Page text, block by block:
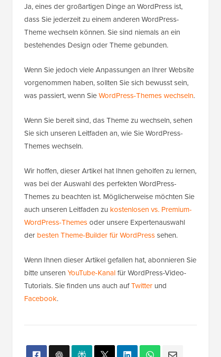
Ja, eines der großartigen Dinge an WordPress ist,
dass Sie jederzeit zu einem anderen WordPress-
Theme wechseln können. Sie sind niemals an ein
bestehendes Design oder Theme gebunden.
Wenn Sie jedoch viele Anpassungen an Ihrer Website
vorgenommen haben, sollten Sie sich bewusst sein,
was passiert, wenn SieWordPress-Themes wechseln.
Wenn Sie bereit sind, das Theme zu wechseln, sehen
Sie sich unseren Leitfaden an, wie Sie WordPress-
Themes wechseln.
Wir hoffen, dieser Artikel hat Ihnen geholfen zu lernen,
was bei der Auswahl des perfekten WordPress-
Themes zu beachten ist. Möglicherweise möchten Sie
auch unseren Leitfaden zu kostenlosen vs. Premium-
WordPress-Themesoder unsere Expertenauswahl
der besten Theme-Builder für WordPresssehen.
Wenn Ihnen dieser Artikel gefallen hat, abonnieren Sie
bitte unseren YouTube-Kanalfür WordPress-Video-
Tutorials. Sie finden uns auch aufTwitter und
Facebook.